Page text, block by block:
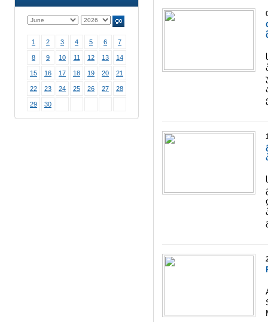
1 2 3 4 5 6 7
8 9 10 11 12 13 14
15 16 17 18 19 20 21
22 23 24 25 26 27 28
29 30